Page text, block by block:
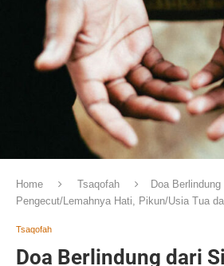
Home Tsaqofah
Doa
Pengecut/Lemahnya Hati, Pikun/Usia Tua
Tsaqofah
Doa Berlindung dari